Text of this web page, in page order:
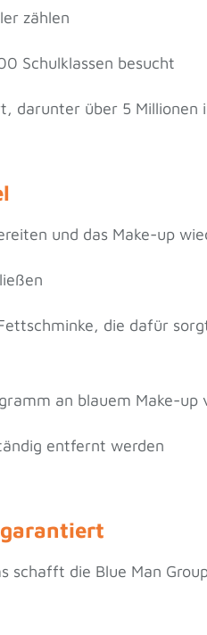
zählen
Schulklassen besucht
darunter über 5 Millionen
und das Make-up
die dafür
an blauem Make-up
entfernt werden
schafft die Blue Man